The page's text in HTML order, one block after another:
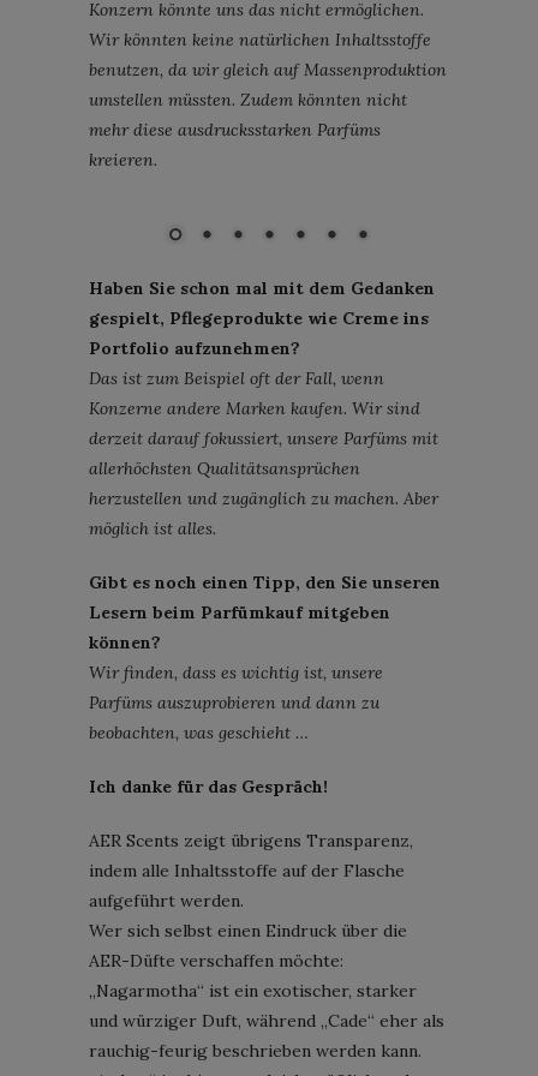
Konzern könnte uns das nicht ermöglichen.
Wir könnten keine natürlichen Inhaltsstoffe
benutzen, da wir gleich auf Massenproduktion
umstellen müssten. Zudem könnten nicht
mehr diese ausdrucksstarken Parfüms
kreieren.
Haben Sie schon mal mit dem Gedanken
gespielt, Pflegeprodukte wie Creme ins
Portfolio aufzunehmen?
Das ist zum Beispiel oft der Fall, wenn
Konzerne andere Marken kaufen. Wir sind
derzeit darauf fokussiert, unsere Parfüms mit
allerhöchsten Qualitätsansprüchen
herzustellen und zugänglich zu machen. Aber
möglich ist alles.
Gibt es noch einen Tipp, den Sie unseren
Lesern beim Parfümkauf mitgeben
können?
Wir finden, dass es wichtig ist, unsere
Parfüms auszuprobieren und dann zu
beobachten, was geschieht …
Ich danke für das Gespräch!
AER Scents zeigt übrigens Transparenz,
indem alle Inhaltsstoffe auf der Flasche
aufgeführt werden.
Wer sich selbst einen Eindruck über die
AER-Düfte verschaffen möchte:
„Nagarmotha“ ist ein exotischer, starker
und würziger Duft, während „Cade“ eher als
rauchig-feurig beschrieben werden kann.